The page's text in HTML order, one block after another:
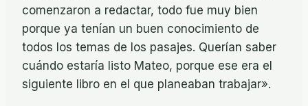
comenzaron a redactar, todo fue muy bien
porque ya tenían un buen conocimiento de
todos los temas de los pasajes. Querían saber
cuándo estaría listo Mateo, porque ese era el
siguiente libro en el que planeaban trabajar».